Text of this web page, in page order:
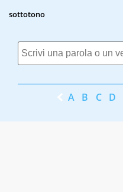
sottotono
A B C D